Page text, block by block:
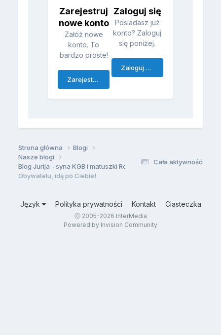
Zarejestruj
nowe konto
Załóż nowe
konto. To
bardzo proste!
Zarejestruj się
Zaloguj się
Posiadasz już
konto? Zaloguj
się poniżej.
Zaloguj się
Cała aktywność
Strona główna
Blogi
Nasze blogi
Blog Jurija - syna KGB i matuszki Rosji
Obywatelu, idą po Ciebie!
Język Polityka prywatności Kontakt Ciasteczka
ⓒ 2005-2026 InterMedia
Powered by Invision Community